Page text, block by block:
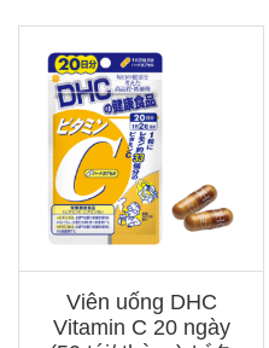
Viên uống DHC
Vitamin C 20 ngày